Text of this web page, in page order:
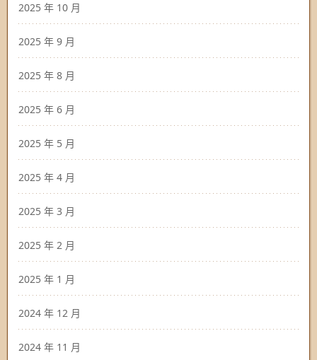
2025 年 10 月
2025 年 9 月
2025 年 8 月
2025 年 6 月
2025 年 5 月
2025 年 4 月
2025 年 3 月
2025 年 2 月
2025 年 1 月
2024 年 12 月
2024 年 11 月